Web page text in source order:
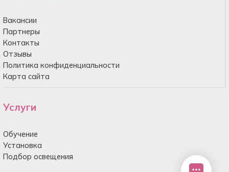
Вакансии
Партнеры
Контакты
Отзывы
Политика конфиденциальности
Карта сайта
Услуги
Обучение
Установка
Подбор освещения